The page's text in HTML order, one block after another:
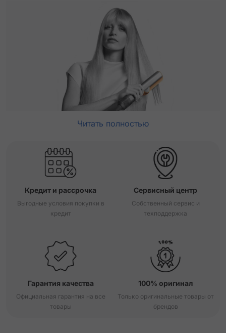
Читать полностью
Кредит и рассрочка
Выгодные условия покупки в
кредит
Сервисный центр
Собственный сервис и
техподдержка
Гарантия качества
Официальная гарантия на все
товары
100% оригинал
Только оригинальные товары от
брендов